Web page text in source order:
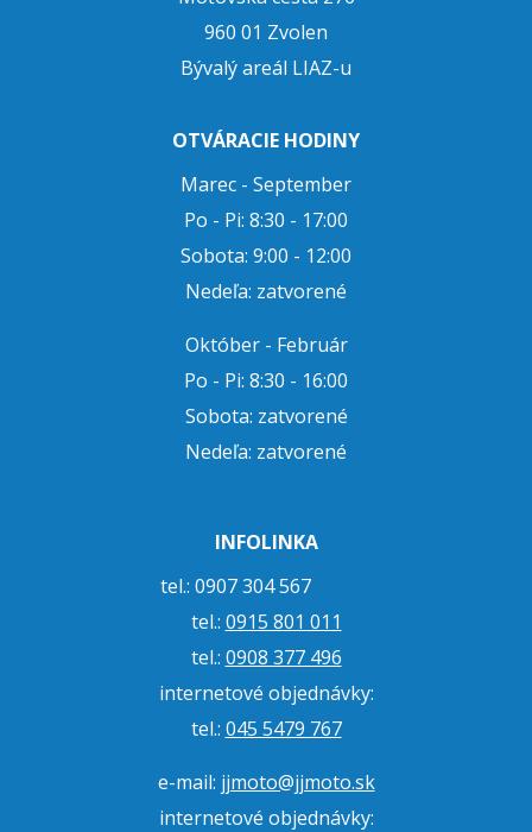
960 01 Zvolen
Bývalý areál LIAZ-u
OTVÁRACIE HODINY
Marec - September
Po - Pi: 8:30 - 17:00
Sobota: 9:00 - 12:00
Nedeľa: zatvorené
Október - Február
Po - Pi: 8:30 - 16:00
Sobota: zatvorené
Nedeľa: zatvorené
INFOLINKA
tel.: 0907 304 567
tel.: 0915 801 011
tel.: 0908 377 496
internetové objednávky:
tel.: 045 5479 767
e-mail: jjmoto@jjmoto.sk
internetové objednávky: